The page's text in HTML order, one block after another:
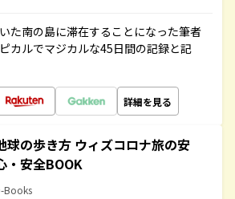
た南の島に滞在することになった筆者
カルでマジカルな45日間の記録と記
詳細を見る
球の歩き方 ウィズコロナ旅の安
・安全BOOK
Books